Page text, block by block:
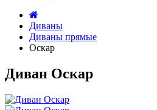
Диваны
Диваны прямые
Оскар
Диван Оскар